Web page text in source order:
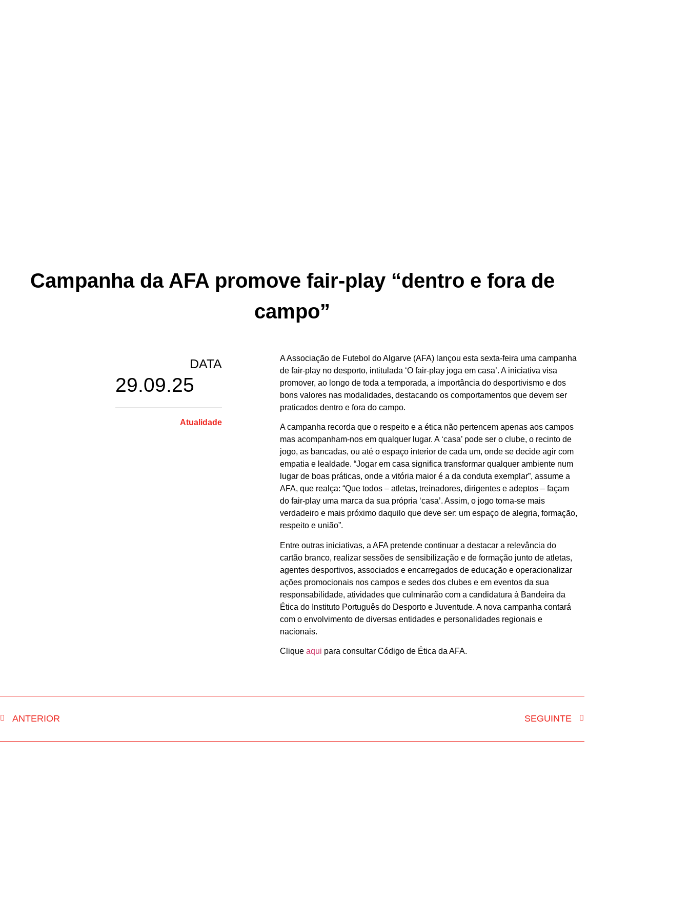
Campanha da AFA promove fair-play “dentro e fora de
campo”
DATA
29.09.25
Atualidade
A Associação de Futebol do Algarve (AFA) lançou esta sexta-feira uma campanha
de fair-play no desporto, intitulada ‘O fair-play joga em casa’. A iniciativa visa
promover, ao longo de toda a temporada, a importância do desportivismo e dos
bons valores nas modalidades, destacando os comportamentos que devem ser
praticados dentro e fora do campo.
A campanha recorda que o respeito e a ética não pertencem apenas aos campos
mas acompanham-nos em qualquer lugar. A ‘casa’ pode ser o clube, o recinto de
jogo, as bancadas, ou até o espaço interior de cada um, onde se decide agir com
empatia e lealdade. “Jogar em casa significa transformar qualquer ambiente num
lugar de boas práticas, onde a vitória maior é a da conduta exemplar”, assume a
AFA, que realça: “Que todos – atletas, treinadores, dirigentes e adeptos – façam
do fair-play uma marca da sua própria ‘casa’. Assim, o jogo torna-se mais
verdadeiro e mais próximo daquilo que deve ser: um espaço de alegria, formação,
respeito e união”.
Entre outras iniciativas, a AFA pretende continuar a destacar a relevância do
cartão branco, realizar sessões de sensibilização e de formação junto de atletas,
agentes desportivos, associados e encarregados de educação e operacionalizar
ações promocionais nos campos e sedes dos clubes e em eventos da sua
responsabilidade, atividades que culminarão com a candidatura à Bandeira da
Ética do Instituto Português do Desporto e Juventude. A nova campanha contará
com o envolvimento de diversas entidades e personalidades regionais e
nacionais.
Cliqueaqui para consultar Código de Ética da AFA.
ANTERIOR SEGUINTE